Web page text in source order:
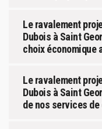
Le ravalement
Dubois à Saint
choix économique
Le ravalement
Dubois à Saint
de nos services